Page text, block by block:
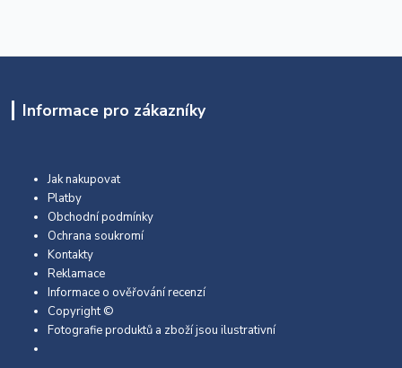
Informace pro zákazníky
Jak nakupovat
Platby
Obchodní podmínky
Ochrana soukromí
Kontakty
Reklamace
Informace o ověřování recenzí
Copyright ©
Fotografie produktů a zboží jsou ilustrativní